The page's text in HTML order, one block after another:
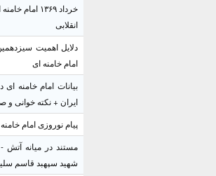
خرداد ۱۳۶۹
انقلابی
دلایل اهمیت
امام خامنه ای
بیانات امام خامنه
ایران + نکته خوانی و
پیام نوروزی امام خامنه
مستند در میانه آتش
شهید سپهبد قاسم